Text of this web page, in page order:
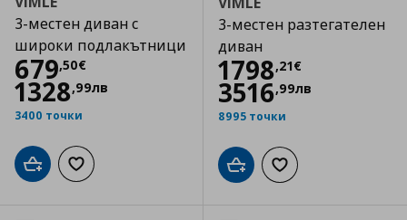
3-местен диван с
широки подлакътници
679,50€
Цена
1328,99лв
3400 точки
Добави в кошницата
Добави към списъка с любими
3-местен разтегателен
диван
1798,21€
Цена1798,21 €
3516,99лв
8995 точки
Добави в кошницата
Добави към